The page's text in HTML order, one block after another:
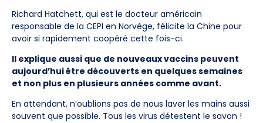
Richard Hatchett, qui est le docteur américain
responsable de la CEPI en Norvège, félicite la Chine pour
avoir si rapidement coopéré cette fois-ci.
Il explique aussi que de nouveaux vaccins peuvent
aujourd’hui être découverts en quelques semaines
et non plus en plusieurs années comme avant.
En attendant, n’oublions pas de nous laver les mains aussi
souvent que possible. Tous les virus détestent le savon !